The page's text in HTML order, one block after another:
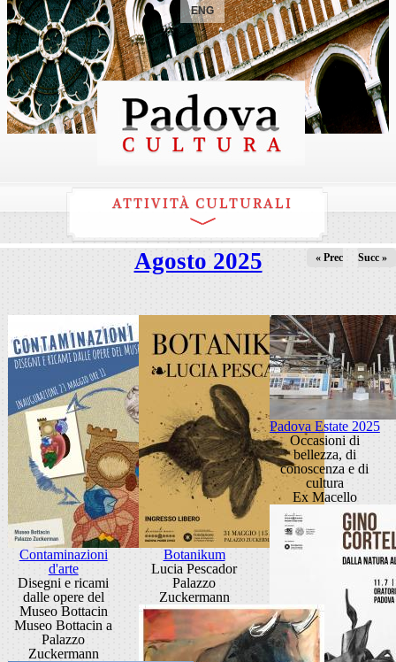
ENG
ATTIVITÀ CULTURALI
Agosto 2025 « Prec Succ »
Contaminazioni
d'arte
Disegni e ricami
dalle opere del
Museo Bottacin
Museo Bottacin a
Palazzo
Zuckermann
Botanikum
Lucia Pescador
Palazzo
Zuckermann
Padova Estate 2025
Occasioni di
bellezza, di
conoscenza e di
cultura
Ex Macello